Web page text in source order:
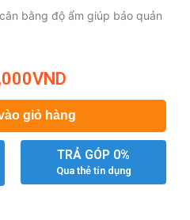
bằng độ ẩm giúp bảo quản
VND
giỏ hàng
TRẢ GÓP 0%
Qua thẻ tín dụng